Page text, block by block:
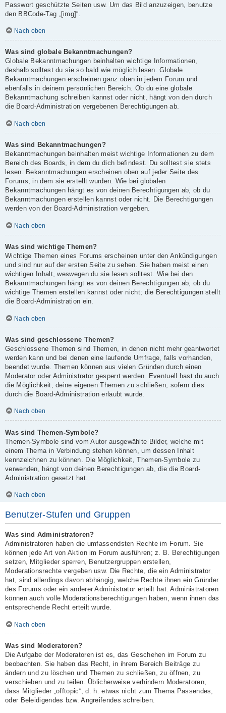
Passwort geschützte Seiten usw. Um das Bild anzuzeigen, benutze
den BBCode-Tag „[img]“.
Nach oben
Was sind globale Bekanntmachungen?
Globale Bekanntmachungen beinhalten wichtige Informationen,
deshalb solltest du sie so bald wie möglich lesen. Globale
Bekanntmachungen erscheinen ganz oben in jedem Forum und
ebenfalls in deinem persönlichen Bereich. Ob du eine globale
Bekanntmachung schreiben kannst oder nicht, hängt von den durch
die Board-Administration vergebenen Berechtigungen ab.
Nach oben
Was sind Bekanntmachungen?
Bekanntmachungen beinhalten meist wichtige Informationen zu dem
Bereich des Boards, in dem du dich befindest. Du solltest sie stets
lesen. Bekanntmachungen erscheinen oben auf jeder Seite des
Forums, in dem sie erstellt wurden. Wie bei globalen
Bekanntmachungen hängt es von deinen Berechtigungen ab, ob du
Bekanntmachungen erstellen kannst oder nicht. Die Berechtigungen
werden von der Board-Administration vergeben.
Nach oben
Was sind wichtige Themen?
Wichtige Themen eines Forums erscheinen unter den Ankündigungen
und sind nur auf der ersten Seite zu sehen. Sie haben meist einen
wichtigen Inhalt, weswegen du sie lesen solltest. Wie bei den
Bekanntmachungen hängt es von deinen Berechtigungen ab, ob du
wichtige Themen erstellen kannst oder nicht; die Berechtigungen stellt
die Board-Administration ein.
Nach oben
Was sind geschlossene Themen?
Geschlossene Themen sind Themen, in denen nicht mehr geantwortet
werden kann und bei denen eine laufende Umfrage, falls vorhanden,
beendet wurde. Themen können aus vielen Gründen durch einen
Moderator oder Administrator gesperrt werden. Eventuell hast du auch
die Möglichkeit, deine eigenen Themen zu schließen, sofern dies
durch die Board-Administration erlaubt wurde.
Nach oben
Was sind Themen-Symbole?
Themen-Symbole sind vom Autor ausgewählte Bilder, welche mit
einem Thema in Verbindung stehen können, um dessen Inhalt
kennzeichnen zu können. Die Möglichkeit, Themen-Symbole zu
verwenden, hängt von deinen Berechtigungen ab, die die Board-
Administration gesetzt hat.
Nach oben
Benutzer-Stufen und Gruppen
Was sind Administratoren?
Administratoren haben die umfassendsten Rechte im Forum. Sie
können jede Art von Aktion im Forum ausführen; z. B. Berechtigungen
setzen, Mitglieder sperren, Benutzergruppen erstellen,
Moderationsrechte vergeben usw. Die Rechte, die ein Administrator
hat, sind allerdings davon abhängig, welche Rechte ihnen ein Gründer
des Forums oder ein anderer Administrator erteilt hat. Administratoren
können auch volle Moderationsberechtigungen haben, wenn ihnen das
entsprechende Recht erteilt wurde.
Nach oben
Was sind Moderatoren?
Die Aufgabe der Moderatoren ist es, das Geschehen im Forum zu
beobachten. Sie haben das Recht, in ihrem Bereich Beiträge zu
ändern und zu löschen und Themen zu schließen, zu öffnen, zu
verschieben und zu teilen. Üblicherweise verhindern Moderatoren,
dass Mitglieder „offtopic“, d. h. etwas nicht zum Thema Passendes,
oder Beleidigendes bzw. Angreifendes schreiben.